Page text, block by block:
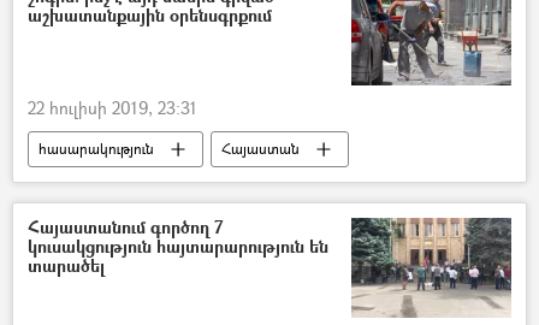
աշխատանքային օրենսգրքում
22 հուլիսի 2019, 23:31
հասարակություն
Հայաստան
ամառ
շոգ Շուկա Միս
Հայաստանում գործող 7
կուսակցություն հայտարարություն են
տարածել